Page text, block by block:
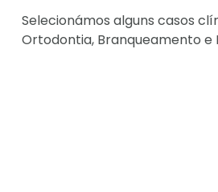
Selecionámos alguns casos
Ortodontia, Branqueamento e